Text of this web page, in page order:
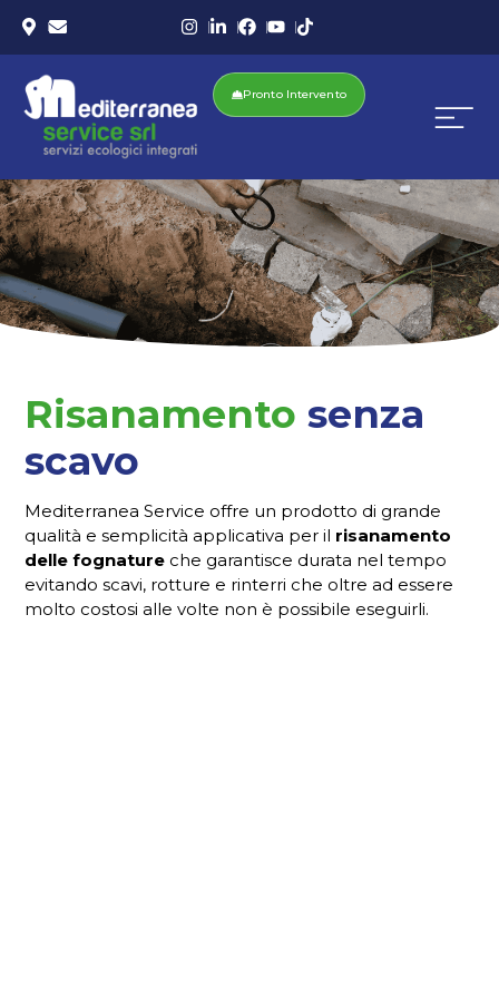
Pronto Intervento
Risanamentosenza
scavo
Mediterranea Service offre un prodotto di grande
qualità e semplicità applicativa per il risanamento
delle fognature che garantisce durata nel tempo
evitando scavi, rotture e rinterri che oltre ad essere
molto costosi alle volte non è possibile eseguirli.